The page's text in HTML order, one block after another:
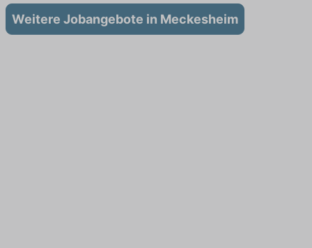
Weitere Jobangebote in Meckesheim